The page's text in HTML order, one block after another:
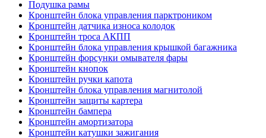
Подушка рамы
Кронштейн блока управления парктроником
Кронштейн датчика износа колодок
Кронштейн троса АКПП
Кронштейн блока управления крышкой багажника
Кронштейн форсунки омывателя фары
Кронштейн кнопок
Кронштейн ручки капота
Кронштейн блока управления магнитолой
Кронштейн защиты картера
Кронштейн бампера
Кронштейн амортизатора
Кронштейн катушки зажигания